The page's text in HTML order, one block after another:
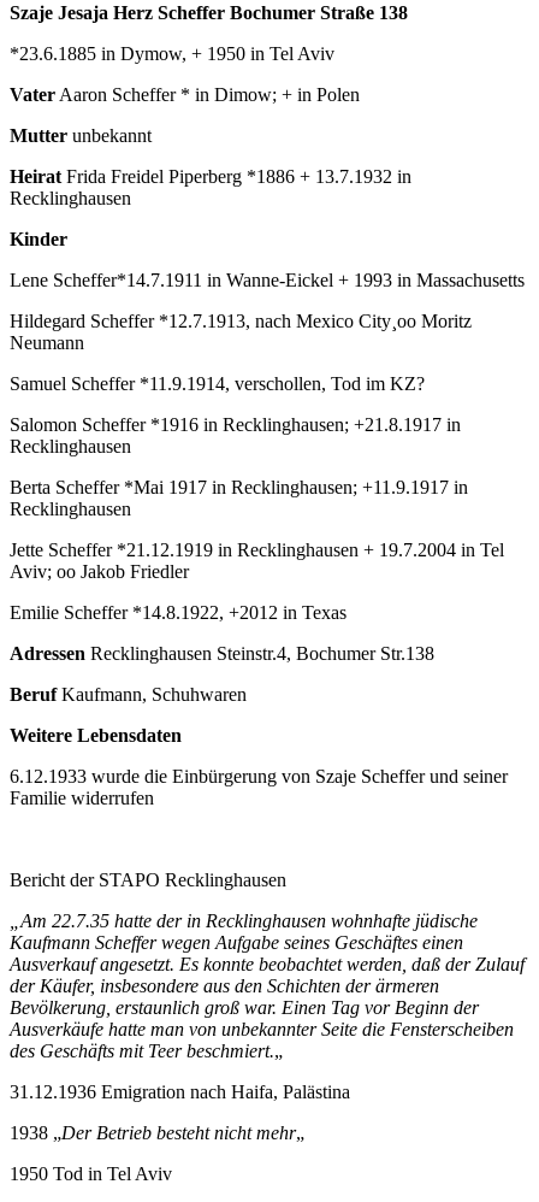
Szaje
Szaje Jesaja Herz Scheffer Bochumer Straße 138
*23.6.1885 in Dymow, + 1950 in Tel Aviv
Vater Aaron Scheffer * in Dimow; + in Polen
Mutter unbekannt
Heirat Frida Freidel Piperberg *1886 + 13.7.1932 in
Recklinghausen
Kinder
Lene Scheffer*14.7.1911 in Wanne-Eickel + 1993 in Massachusetts
Hildegard Scheffer *12.7.1913, nach Mexico City¸oo Moritz
Neumann
Samuel Scheffer *11.9.1914, verschollen, Tod im KZ?
Salomon Scheffer *1916 in Recklinghausen; +21.8.1917 in
Recklinghausen
Berta Scheffer *Mai 1917 in Recklinghausen; +11.9.1917 in
Recklinghausen
Jette Scheffer *21.12.1919 in Recklinghausen + 19.7.2004 in Tel
Aviv; oo Jakob Friedler
Emilie Scheffer *14.8.1922, +2012 in Texas
Adressen Recklinghausen Steinstr.4, Bochumer Str.138
BerufKaufmann, Schuhwaren
Weitere Lebensdaten
6.12.1933 wurde die Einbürgerung von Szaje Scheffer und seiner
Familie widerrufen
Bericht der STAPO Recklinghausen
„Am 22.7.35 hatte der in Recklinghausen wohnhafte jüdische
Kaufmann Scheffer wegen Aufgabe seines Geschäftes einen
Ausverkauf angesetzt. Es konnte beobachtet werden, daß der Zulauf
der Käufer, insbesondere aus den Schichten der ärmeren
Bevölkerung, erstaunlich groß war. Einen Tag vor Beginn der
Ausverkäufe hatte man von unbekannter Seite die Fensterscheiben
des Geschäfts mit Teer beschmiert.„
31.12.1936 Emigration nach Haifa, Palästina
1938 „Der Betrieb besteht nicht mehr„
1950 Tod in Tel Aviv